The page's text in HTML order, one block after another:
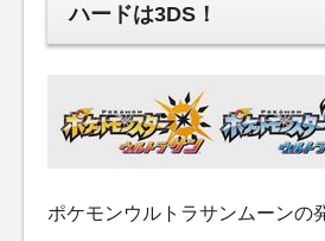
ハードは3DS！
ポケモンウルトラサンムーンの